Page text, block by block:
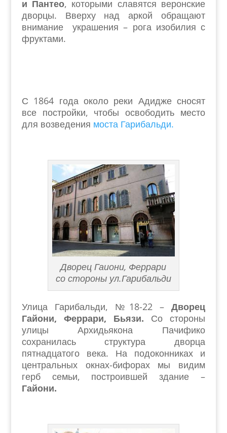
и Пантео, которыми славятся веронские
дворцы. Вверху над аркой обращают
внимание украшения – рога изобилия с
фруктами.
С 1864 года около реки Адидже сносят
все постройки, чтобы освободить место
для возведения моста Гарибальди.
Дворец Гаиони, Феррари
со стороны ул.Гарибальди
Улица Гарибальди, №18-22 –Дворец
Гайони, Феррари, Бьязи. Со стороны
улицы Архидьякона Пачифико
сохранилась структура дворца
пятнадцатого века. На подоконниках и
центральных окнах-бифорах мы видим
герб семьи, построившей здание –
Гайони.